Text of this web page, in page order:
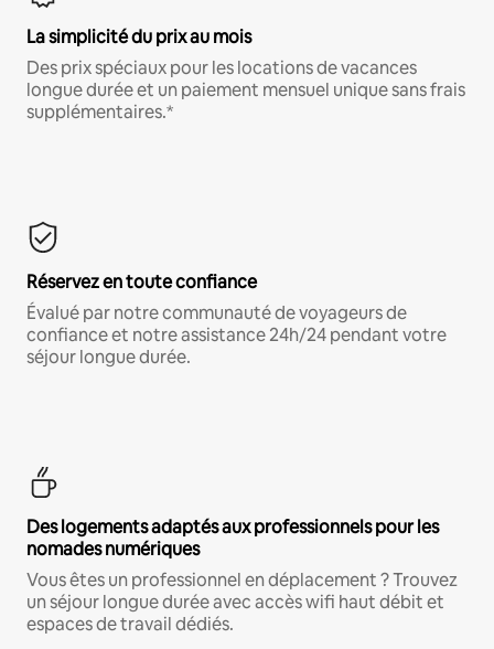
La simplicité du prix au mois
Des prix spéciaux pour les locations de vacances
longue durée et un paiement mensuel unique sans frais
supplémentaires.*
Réservez en toute confiance
Évalué par notre communauté de voyageurs de
confiance et notre assistance 24h/24 pendant votre
séjour longue durée.
Des logements adaptés aux professionnels pour les
nomades numériques
Vous êtes un professionnel en déplacement ? Trouvez
un séjour longue durée avec accès wifi haut débit et
espaces de travail dédiés.